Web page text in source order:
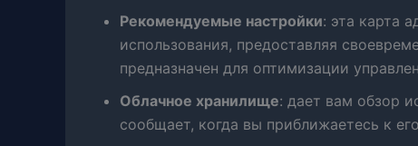
Рекомендуемые настройки: эта карта
использования, предоставляя
предназначен для оптимизации
Облачное хранилище: дает вам обзор
сообщает, когда вы приближаетесь к